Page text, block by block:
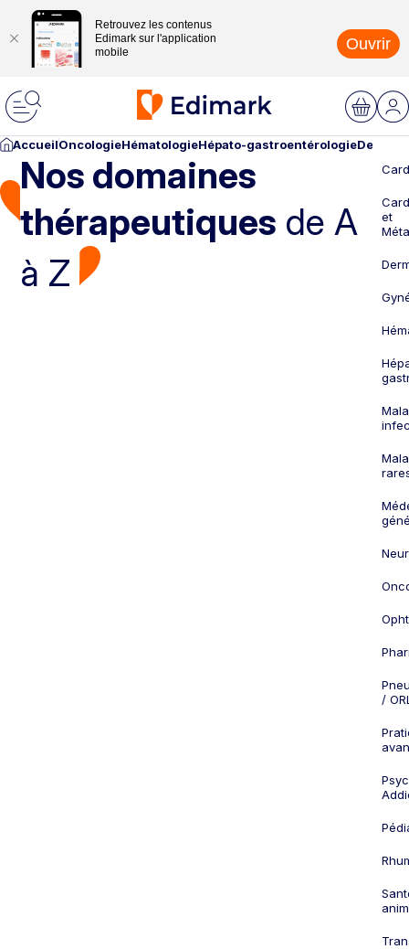
Retrouvez les contenus
Edimark sur l'application
mobile
Ouvrir
AccueilOncologieHématologieHépato-gastroentérologie
Nos domaines
thérapeutiques de A
à Z
et
/